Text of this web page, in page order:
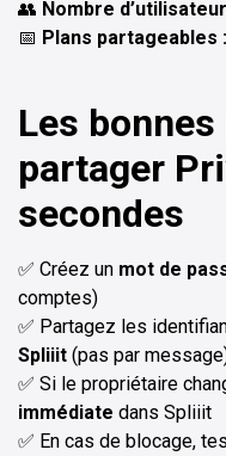
👥 Nombre
📅 Plans partageables
Les
partager
secondes
✅ Créez un mot de
comptes)
✅ Partagez les
Spliiit (pas par
✅ Si le propriétaire
immédiate dans Spliiit
✅ En cas de blocage,